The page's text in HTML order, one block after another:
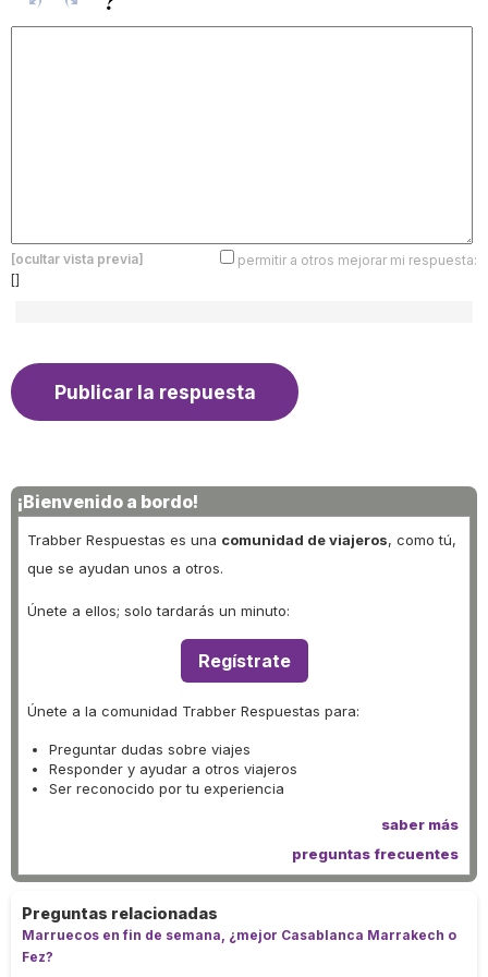
[ocultar vista previa]
permitir a otros mejorar mi respuesta:
[]
¡Bienvenido a bordo!
Trabber Respuestas es una comunidad de viajeros, como tú,
que se ayudan unos a otros.
Únete a ellos; solo tardarás un minuto:
Regístrate
Únete a la comunidad Trabber Respuestas para:
Preguntar dudas sobre viajes
Responder y ayudar a otros viajeros
Ser reconocido por tu experiencia
saber más
preguntas frecuentes
Preguntas relacionadas
Marruecos en fin de semana, ¿mejor Casablanca Marrakech o
Fez?